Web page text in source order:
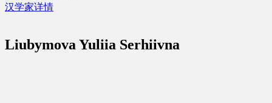
汉学家详情
Liubymova Yuliia Serhiivna